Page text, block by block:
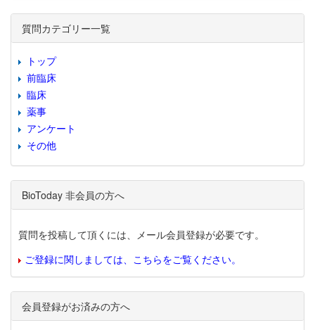
質問カテゴリー一覧
トップ
前臨床
臨床
薬事
アンケート
その他
BioToday 非会員の方へ
質問を投稿して頂くには、メール会員登録が必要です。
ご登録に関しましては、こちらをご覧ください。
会員登録がお済みの方へ